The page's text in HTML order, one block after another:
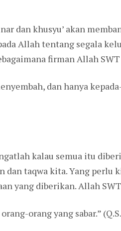
dan khusyu’ akan
Allah tentang segala
firman Allah
dan hanya
kalau semua itu
taqwa kita. Yang perlu
yang diberikan. Allah
orang yang sabar.”